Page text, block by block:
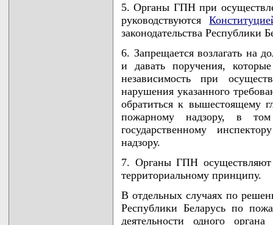
5. Органы ГПН при
руководствуются
законодательства
6. Запрещается возлагать на
и давать поручения,
независимость при
нарушения указанного
обратиться к вышестоящему
пожарному надзору, в
государственному
надзору.
7. Органы ГПН осуществляют
территориальному принципу.
В отдельных случаях по
Республики Беларусь по
деятельности одного